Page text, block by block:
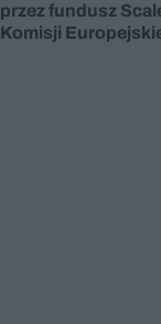
przez fundusz
Komisji